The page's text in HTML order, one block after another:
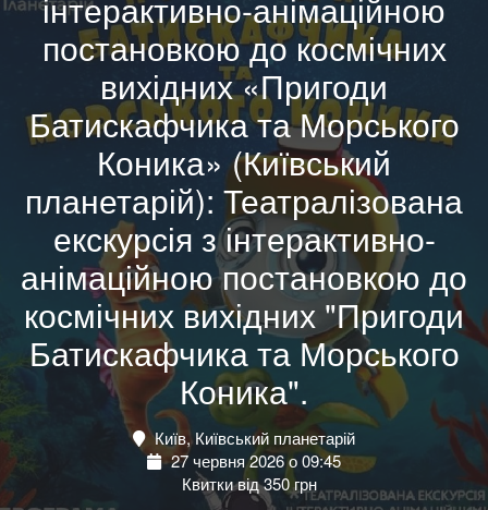
постановкою до космічних
вихідних «Пригоди
Батискафчика та Морського
Коника» (Київський
планетарій): Театралізована
екскурсія з інтерактивно-
анімаційною постановкою до
космічних вихідних "Пригоди
Батискафчика та Морського
Коника".
Київ, Київський планетарій
27 червня 2026 о 09:45
Квитки від 350 грн